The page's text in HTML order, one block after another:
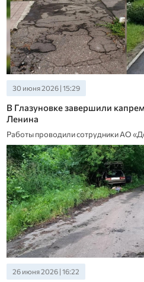
30 июня 2026 | 15:29
В Глазуновке завершили
Ленина
Работы проводили сотрудники АО
26 июня 2026 | 16:22